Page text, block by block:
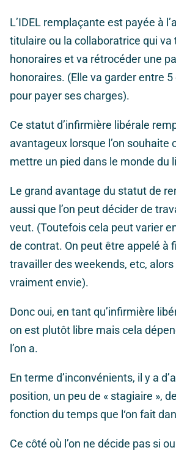
L’IDEL remplaçante est payée à
titulaire ou la collaboratrice qui va
honoraires et va rétrocéder une
honoraires. (Elle va garder entre 5
pour payer ses charges).
Ce statut d’infirmière libérale
avantageux lorsque l’on souhaite
mettre un pied dans le monde du
Le grand avantage du statut de
aussi que l’on peut décider de
veut. (Toutefois cela peut varier
de contrat. On peut être appelé à
travailler des weekends, etc, alors
vraiment envie).
Donc oui, en tant qu’infirmière
on est plutôt libre mais cela
l’on a.
En terme d’inconvénients, il y a
position, un peu de « stagiaire »,
fonction du temps que l‘on fait
Ce côté où l’on ne décide pas si